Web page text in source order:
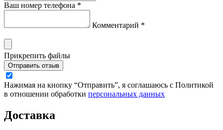
Ваш номер телефона *
Комментарий *
Прикрепить файлы
Отправить отзыв
Нажимая на кнопку “Отправить”, я соглашаюсь с Политикой
в отношении обработки персональных данных
Доставка